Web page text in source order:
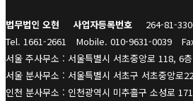
법무법인 오현 사업자등록번호 264-81-
Tel. 1661-2661
Mobile. 010-9631-0039
서울 주사무소 : 서울특별시 서초중앙로 118, 6
서울 분사무소 : 서울특별시 서초구 서초중앙로
인천 분사무소 : 인천광역시 미추홀구 소성로